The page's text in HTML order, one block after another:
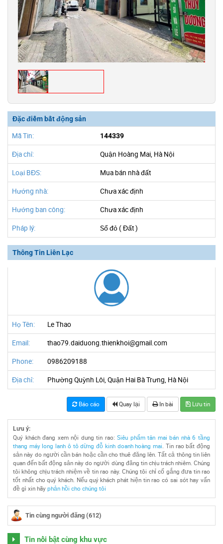
Đặc điểm bất động sản
Mã Tin: 144339
Địa chỉ: Quận Hoàng Mai, Hà Nội
Loại BĐS: Mua bán nhà đất
Hướng nhà: Chưa xác định
Hướng ban công: Chưa xác định
Pháp lý: Sổ đỏ ( Đất )
Thông Tin Liên Lạc
Họ Tên: Le Thao
Email: thao79.daiduong.thienkhoi@gmail.com
Phone: 0986209188
Địa chỉ: Phường Quỳnh Lôi, Quận Hai Bà Trưng, Hà Nội
Báo cáo Quay lại In bài Lưu tin
Lưu ý:
Quý khách đang xem nội dung tin rao:Siêu phẩm tân mai bán nhà 6 tầng
thang máy long lanh ô tô dừng đỗ kinh doanh hoàng mai . Tin rao bất động
sản này do người cần bán hoặc cần cho thuê đăng lên. Tất cả thông tin liên
quan đến bất động sản này do người dùng đăng tin chịu trách nhiêm. Chúng
tôi không chịu trách nhiệm về tin rao này. Chúng tôi chỉ cố gắng đưa tin rao
tốt nhất cho quý khách. Nếu quý khách phát hiện tin rao có sai sót hay vấn
đề gì xin hãy phản hồi cho chúng tôi
Tin cùng người đăng (612)
Tin nổi bật cùng khu vực